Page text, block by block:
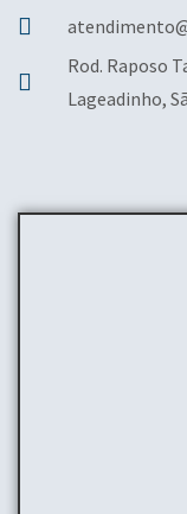
Rod. Raposo
Lageadinho,